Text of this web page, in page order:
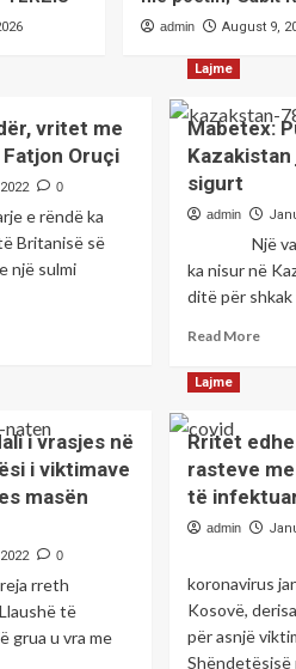
admin August 9,
vritet me
Oruçi
0
rëndë ka
Britanisë së
një sulmi
Lajme
Mabetex:
sigurt
admin
Një valë e
ka nisur në
ditë për
Read MoreRead
tanë
në
mirë
të
sigurt
i vrasjes në
i viktimave
masën
0
rreth
të
grua u vra me
Lajme
Rritet
rasteve
të
admin
152
koronavirus
Kosovë,
për asnjë
Shëndetësisë